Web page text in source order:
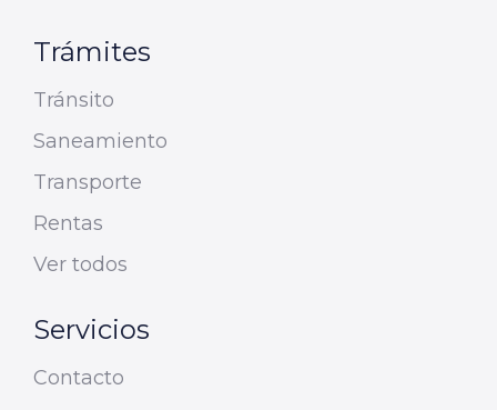
Trámites
Tránsito
Saneamiento
Transporte
Rentas
Ver todos
Servicios
Contacto